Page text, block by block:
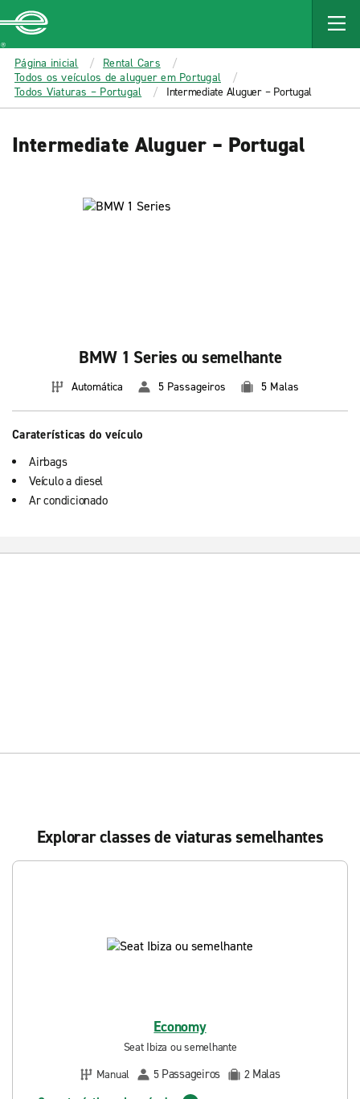
MAIN
CONTENT
Enterprise
Página inicial
Rental Cars
Todos os veículos de aluguer em Portugal
Todos Viaturas – Portugal
Intermediate Aluguer – Portugal
Intermediate Aluguer – Portugal
BMW 1 Series ou semelhante
Automática 5 Passageiros 5 Malas
Caraterísticas do veículo
Airbags
Veículo a diesel
Ar condicionado
Explorar classes de viaturas semelhantes
Economy
Seat Ibiza ou semelhante
Manual
5 Passageiros 2 Malas